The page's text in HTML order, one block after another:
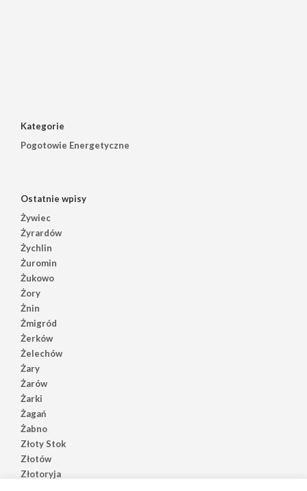
Kategorie
Pogotowie Energetyczne
Ostatnie wpisy
Żywiec
Żyrardów
Żychlin
Żuromin
Żukowo
Żory
Żnin
Żmigród
Żerków
Żelechów
Żary
Żarów
Żarki
Żagań
Żabno
Złoty Stok
Złotów
Złotoryja